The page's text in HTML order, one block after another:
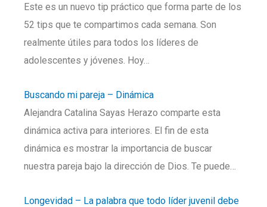
Este es un nuevo tip práctico que forma parte de los
52 tips que te compartimos cada semana. Son
realmente útiles para todos los líderes de
adolescentes y jóvenes. Hoy…
Buscando mi pareja – Dinámica
Alejandra Catalina Sayas Herazo comparte esta
dinámica activa para interiores. El fin de esta
dinámica es mostrar la importancia de buscar
nuestra pareja bajo la dirección de Dios. Te puede…
Longevidad – La palabra que todo líder juvenil debe